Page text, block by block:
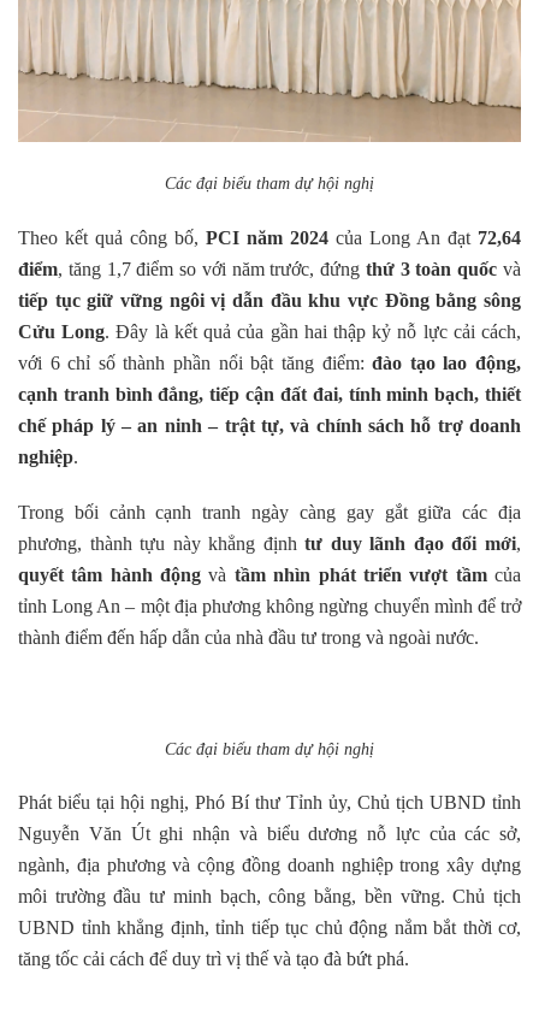
Các đại biểu tham dự hội nghị
Theo kết quả công bố, PCI năm 2024 của Long An đạt 72,64
điểm, tăng 1,7 điểm so với năm trước, đứng thứ 3 toàn quốc và
tiếp tục giữ vững ngôi vị dẫn đầu khu vực Đồng bằng sông
Cửu Long. Đây là kết quả của gần hai thập kỷ nỗ lực cải cách,
với 6 chỉ số thành phần nổi bật tăng điểm:đào tạo lao động,
cạnh tranh bình đẳng, tiếp cận đất đai, tính minh bạch, thiết
chế pháp lý – an ninh – trật tự, và chính sách hỗ trợ doanh
nghiệp.
Trong bối cảnh cạnh tranh ngày càng gay gắt giữa các địa
phương, thành tựu này khẳng địnhtư duy lãnh đạo đổi mới,
quyết tâm hành động và tầm nhìn phát triển vượt tầmcủa
tỉnh Long An – một địa phương không ngừng chuyển mình để trở
thành điểm đến hấp dẫn của nhà đầu tư trong và ngoài nước.
Các đại biểu tham dự hội nghị
Phát biểu tại hội nghị, Phó Bí thư Tỉnh ủy, Chủ tịch UBND tỉnh
Nguyễn Văn Út ghi nhận và biểu dương nỗ lực của các sở,
ngành, địa phương và cộng đồng doanh nghiệp trong xây dựng
môi trường đầu tư minh bạch, công bằng, bền vững. Chủ tịch
UBND tỉnh khẳng định, tỉnh tiếp tục chủ động nắm bắt thời cơ,
tăng tốc cải cách để duy trì vị thế và tạo đà bứt phá.